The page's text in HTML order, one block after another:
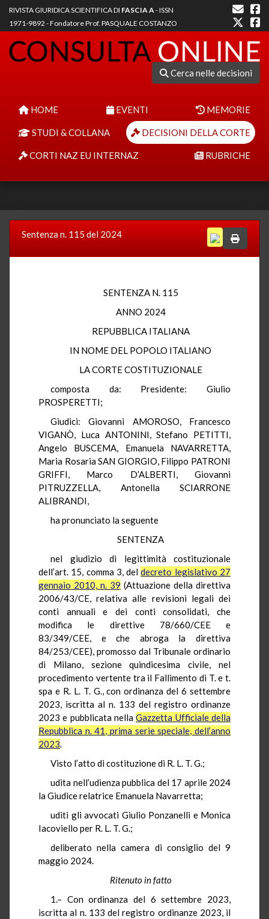
RIVISTA GIURIDICA SCIENTIFICA DI FASCIA A- ISSN
1971-9892 - Fondatore Prof. PASQUALE COSTANZO
Cerca nelle decisioni
HOME EVENTI MEMORIE
STUDI & COLLANA DECISIONI DELLA CORTE
CORTI NAZ EU INTERNAZ RUBRICHE
Sentenza n. 115 del 2024
SENTENZA N. 115
ANNO 2024
REPUBBLICA ITALIANA
IN NOME DEL POPOLO ITALIANO
LA CORTE COSTITUZIONALE
composta da: Presidente: Giulio
PROSPERETTI;
Giudici: Giovanni AMOROSO, Francesco
VIGANÒ, Luca ANTONINI, Stefano PETITTI,
Angelo BUSCEMA, Emanuela NAVARRETTA,
Maria Rosaria SAN GIORGIO, Filippo PATRONI
GRIFFI, Marco D’ALBERTI, Giovanni
PITRUZZELLA, Antonella SCIARRONE
ALIBRANDI,
ha pronunciato la seguente
SENTENZA
nel giudizio di legittimità costituzionale
dell’art. 15, comma 3, deldecreto legislativo 27
gennaio 2010, n. 39 (Attuazione della direttiva
2006/43/CE, relativa alle revisioni legali dei
conti annuali e dei conti consolidati, che
modifica le direttive 78/660/CEE e
83/349/CEE, e che abroga la direttiva
84/253/CEE), promosso dal Tribunale ordinario
di Milano, sezione quindicesima civile, nel
procedimento vertente tra il Fallimento di T. e t.
spa e R. L. T. G., con ordinanza del 6 settembre
2023, iscritta al n. 133 del registro ordinanze
2023 e pubblicata nellaGazzetta Ufficiale della
Repubblica n. 41, prima serie speciale, dell’anno
2023.
Visto l’atto di costituzione di R. L. T. G.;
udita nell’udienza pubblica del 17 aprile 2024
la Giudice relatrice Emanuela Navarretta;
uditi gli avvocati Giulio Ponzanelli e Monica
Iacoviello per R. L. T. G.;
deliberato nella camera di consiglio del 9
maggio 2024.
Ritenuto in fatto
1.– Con ordinanza del 6 settembre 2023,
iscritta al n. 133 del registro ordinanze 2023, il